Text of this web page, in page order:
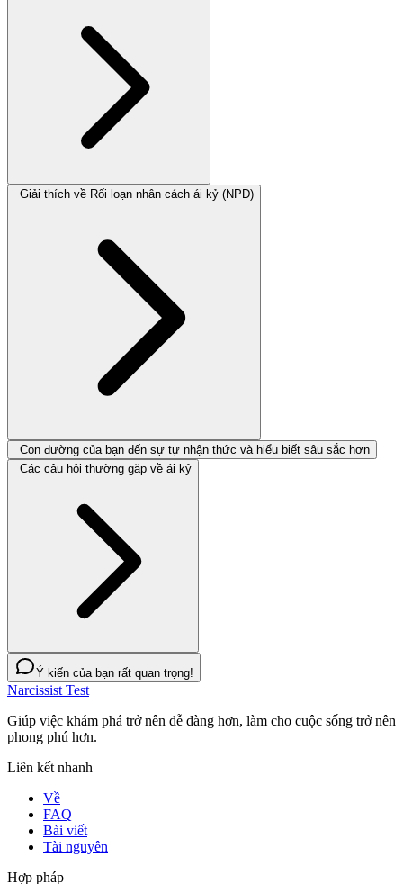
Giải thích về Rối loạn nhân cách ái kỷ (NPD)
Con đường của bạn đến sự tự nhận thức và hiểu biết sâu sắc hơn
Các câu hỏi thường gặp về ái kỷ
Ý kiến của bạn rất quan trọng!
Narcissist Test
Giúp việc khám phá trở nên dễ dàng hơn, làm cho cuộc sống trở nên
phong phú hơn.
Liên kết nhanh
Về
FAQ
Bài viết
Tài nguyên
Hợp pháp